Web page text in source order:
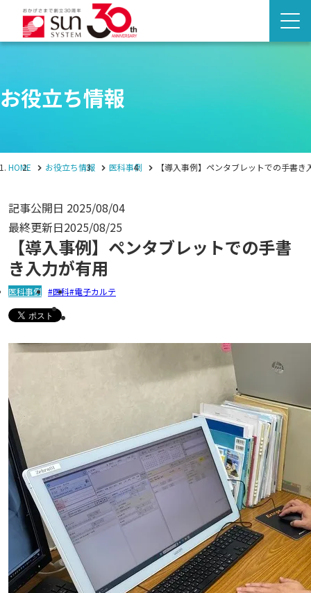
お役立ち情報
HOME お役立ち情報 医科事例 【導入事例】ペンタブレットでの手書き
記事公開日 2025/08/04
最終更新日2025/08/25
【導入事例】ペンタブレットでの手書
き入力が有用
医科事例 医科 電子カルテ